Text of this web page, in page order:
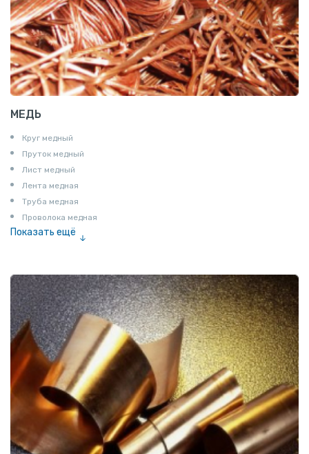
МЕДЬ
Круг медный
Пруток медный
Лист медный
Лента медная
Труба медная
Проволока медная
Показать ещё